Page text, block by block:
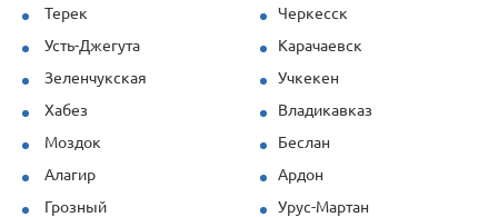
Терек
Черкесск
Усть-Джегута
Карачаевск
Зеленчукская
Учкекен
Хабез
Владикавказ
Моздок
Беслан
Алагир
Ардон
Грозный
Урус-Мартан